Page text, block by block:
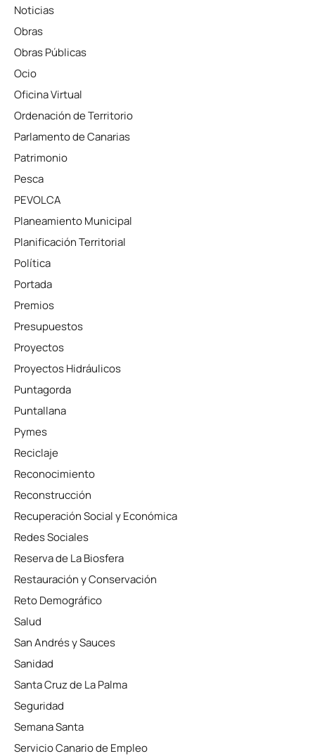
Noticias
Obras
Obras Públicas
Ocio
Oficina Virtual
Ordenación de Territorio
Parlamento de Canarias
Patrimonio
Pesca
PEVOLCA
Planeamiento Municipal
Planificación Territorial
Política
Portada
Premios
Presupuestos
Proyectos
Proyectos Hidráulicos
Puntagorda
Puntallana
Pymes
Reciclaje
Reconocimiento
Reconstrucción
Recuperación Social y Económica
Redes Sociales
Reserva de La Biosfera
Restauración y Conservación
Reto Demográfico
Salud
San Andrés y Sauces
Sanidad
Santa Cruz de La Palma
Seguridad
Semana Santa
Servicio Canario de Empleo